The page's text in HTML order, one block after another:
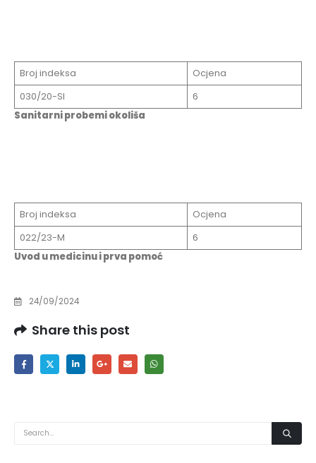
Broj indeksa
Ocjena
030/20-SI
6
Sanitarni probemi okoliša
Broj indeksa
Ocjena
022/23-M
6
Uvod u medicinu i prva pomoć
24/09/2024
Share this post